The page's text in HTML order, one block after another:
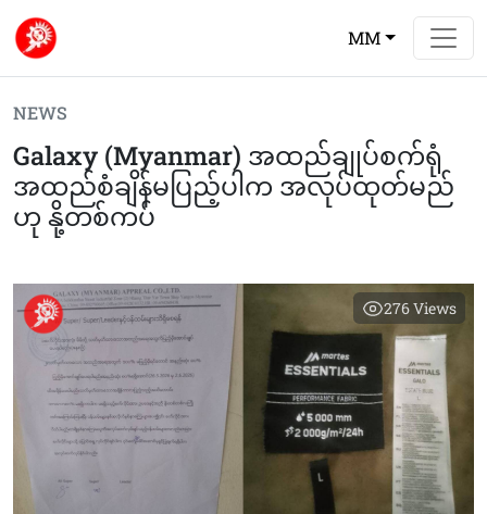
MM
NEWS
Galaxy (Myanmar) အထည်ချုပ်စက်ရုံ
အထည်စံချိန်မပြည့်ပါက အလုပ်ထုတ်မည်
ဟု နို့တစ်ကပ်
276Views